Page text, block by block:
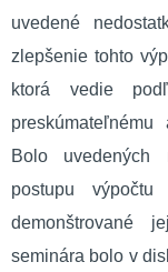
uvedené
zlepšenie tohto
ktorá vedie
Bolo uvedených
postupu
demonštrované
seminára bolo v